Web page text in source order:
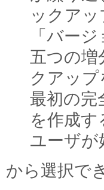
ックア
「バー
五つの増
クアッ
最初の完
を作成す
ユーザが
から選択で